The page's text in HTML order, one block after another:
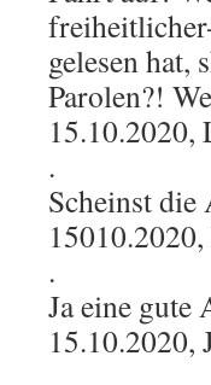
gelesen hat,
Parolen?!
15.10.2020,
.
Scheinst die
.
Ja eine
15.10.2020,